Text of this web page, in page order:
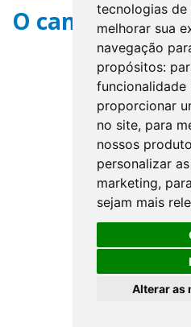
tecnologias de
melhorar sua
navegação
propósitos:
proporcionar
no site, para
nossos
personalizar
marketing,
sejam mais
Alterar as
O campo title